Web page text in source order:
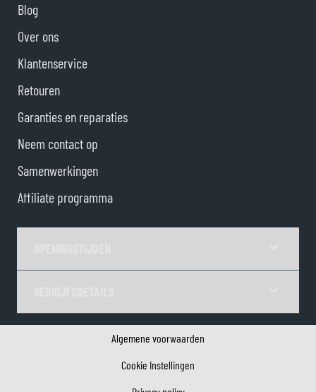
Blog
Over ons
Klantenservice
Retouren
Garanties en reparaties
Neem contact op
Samenwerkingen
Affiliate programma
Algemene voorwaarden
Cookie Instellingen